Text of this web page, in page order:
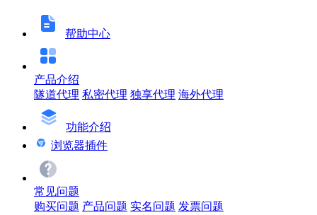
帮助中心
产品介绍
隧道代理 私密代理 独享代理 海外代理
功能介绍
浏览器插件
常见问题
购买问题 产品问题 实名问题 发票问题